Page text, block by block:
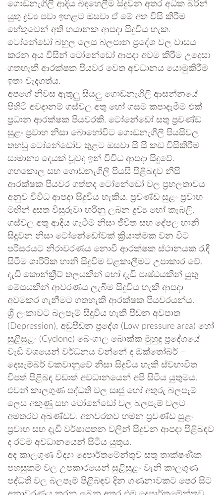
ගොඩනැගිලි ආදිය බිඳහෙලීම සිදුවන අතර අධික බරින්
යුතු ද්‍රව්‍ය පවා ඉහළට ඔසවා ඒ මේ අත විසි කිරීම
හේතුවෙන් අති භයානක ආපදා සිදුවිය හැක.
ටෝනේඩෝ බහුල ලෙස බලපාන ප්‍රදේශ වල වාසය
කරන අය විසින් ටෝනේඩෝ ආපදා අවම කිරීම උදෙසා
ගතහැකි ආරක්ෂක පියවර වෙත අවධානය යොමුකිරීම
ඉතා වැදගත්ය.
අපගේ නිවස ඇතුලු සියලු ගොඩනැගිලි ආසන්නයේ
පිහිටි අවදානම් ගස්වල අතු හෝ ගසම කපාදැමීම එක්
ප්‍රධාන ආරක්ෂක පියවරකි. ටෝනේඩෝ සතු ප්‍රචණ්ඩ
සුළං ප්‍රවාහ නිසා බොහෝවිට ගොඩනැගිලි පියසිවල
තහඩු ටෝනේඩෝව තුළට ඔසවා සී සී කඩ විසිකිරීම
සාමාන්‍ය දෙයක් වූවද ඉන් විවිධ ආපදා සිදුවේ.
ගහකොල සහ ගොඩනැගිලි පියසි පිළිබඳව නිසි
ආරක්ෂක පියවර ගත්තද ටෝනේඩෝ වල ප්‍රභලතාවය
අනුව විවිධ ආපදා සිදුවිය හැකිය. ප්‍රචණ්ඩ සුළං ප්‍රවාහ
මඟින් දසත විසුරුවා හරිනු ලබන ද්‍රව්‍ය හෝ කැබලි,
ගස්වල අතු ආදිය ගැටීම නිසා ජීවිත සහ දේපල හානි
සිදුවන නිසා ටෝනේඩෝවක් ක්‍රියාත්මක වන විට
පරිසරයට නිරාවරණය නොවී ආරක්ෂක ස්ථානයක රැඳී
සිටීම ශාරීරික හානි සිදුවීම වළකාලීමට උපාකාර වේ.
දැඩි කොන්ක්‍රීට් තලයකින් හෝ දැඩි පෘෂ්ඨයකින් යුතු
මේසයකින් ආවරණය ලැබීම සිදුවිය හැකි ආපදා
අවමකර ගැනීමට ගතහැකි ආරක්ෂක පියවරයන්ය.
ශ්‍රී ලංකාවට බලපෑම් සිදුවිය හැකි පීඩන අවපාත
(Depression), අඩුපීඩන ප්‍රදේශ (Low pressure area) හෝ
සුළිසුළං (Cyclone) බෙංගාල බොක්ක මුහුදු ප්‍රදේශයේ
වැඩි වශයෙන් වර්ධනය වන්නේ ද ඔක්තෝබර් –
දෙසැම්බර් වකවානුවේ නිසා සිදුවිය හැකි ස්වභාවිත
විපත් පිළිබඳ වඩාත් අවධානයෙන් අපි සිටිය යුතුමය.
එවන් කාලගුණ පද්ධති වල ඍජු හෝ අතුරු බලපෑම්
ලෙස අකුණු සහ ටෝනේඩෝ වල බලපෑම් වලට
අමතරව අඛණ්ඩව, අනවරතව හමන ප්‍රචණ්ඩ සුළං
ප්‍රවාහ සහ දැඩි වර්ෂාපතන වලින් සිදුවන ආපදා පිළිබඳව
ද රටම අවධානයෙන් සිටිය යුතුය.
අද කාලගුණ විද්‍යා දෙපාර්තමේන්තුව සතු තාක්ෂණික
පහසුකම් වල උපකාරයෙන් සුළිසුළං වැනි කාලගුණ
පද්ධති වල බලපෑම් පිළිබඳව දින ගණනාවකට පෙර සිට